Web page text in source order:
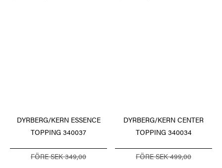
DYRBERG/KERN ESSENCE
TOPPING 340037
FÖRE SEK 349,00
DYRBERG/KERN CENTER
TOPPING 340034
FÖRE SEK 499,00